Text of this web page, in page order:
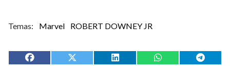
Marvel ROBERT DOWNEY JR